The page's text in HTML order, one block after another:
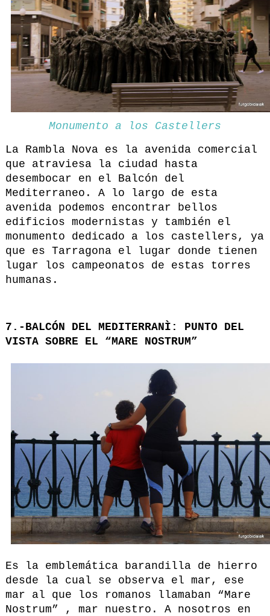
Monumento a los Castellers
La Rambla Nova es la avenida comercial
que atraviesa la ciudad hasta
desembocar en el Balcón del
Mediterraneo. A lo largo de esta
avenida podemos encontrar bellos
edificios modernistas y también el
monumento dedicado a los castellers, ya
que es Tarragona el lugar donde tienen
lugar los campeonatos de estas torres
humanas.
7.-BALCÓN DEL MEDITERRANÌ: PUNTO DEL
VISTA SOBRE EL “MARE NOSTRUM”
Es la emblemática barandilla de hierro
desde la cual se observa el mar, ese
mar al que los romanos llamaban “Mare
Nostrum” , mar nuestro. A nosotros en